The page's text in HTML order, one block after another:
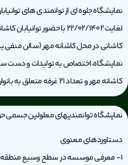
لغایت 22/02/1402 با حضور
نمایشگاه، اختصاص به تولیدات و دست
کاشانه مهر و تعداد 21 غرفه متعلق به بانوان کارآفرین کاشانی بود.
نمایشگاه توانمندیهای معلولین جسمی
دستاوردهای معنوی